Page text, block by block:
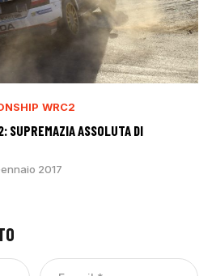
WRC2
SUPREMAZIA ASSOLUTA DI
2017